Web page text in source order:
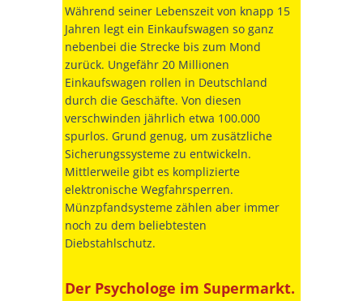
Während seiner Lebenszeit von knapp 15
Jahren legt ein Einkaufswagen so ganz
nebenbei die Strecke bis zum Mond
zurück. Ungefähr 20 Millionen
Einkaufswagen rollen in Deutschland
durch die Geschäfte. Von diesen
verschwinden jährlich etwa 100.000
spurlos. Grund genug, um zusätzliche
Sicherungssysteme zu entwickeln.
Mittlerweile gibt es komplizierte
elektronische Wegfahrsperren.
Münzpfandsysteme zählen aber immer
noch zu dem beliebtesten
Diebstahlschutz.
Der Psychologe im Supermarkt.